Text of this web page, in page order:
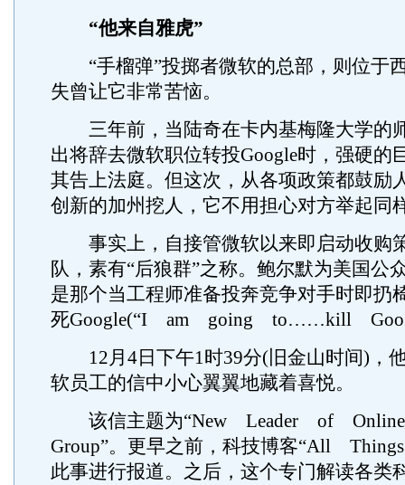
“他来自雅虎”
“手榴弹”投掷者微软的总部，则位于
失曾让它非常苦恼。
三年前，当陆奇在卡内基梅隆大学的
出将辞去微软职位转投Google时，强硬的
其告上法庭。但这次，从各项政策都鼓励
创新的加州挖人，它不用担心对方举起同
事实上，自接管微软以来即启动收购
队，素有“后狼群”之称。鲍尔默为美国公
是那个当工程师准备投奔竞争对手时即扔
死Google(“I am going to……kill
12月4日下午1时39分(旧金山时间)，
软员工的信中小心翼翼地藏着喜悦。
该信主题为“New Leader of
Group”。更早之前，科技博客“All
此事进行报道。之后，这个专门解读各类